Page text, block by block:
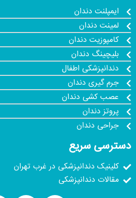
ایمپلنت دندان
لمینت دندان
کامپوزیت دندان
بلیچینگ دندان
دندانپزشکی اطفال
جرم گیری دندان
عصب کشی دندان
پروتز دندان
جراحی دندان
دسترسی سریع
کلینیک دندانپزشکی در غرب تهران
مقالات دندانپزشکی